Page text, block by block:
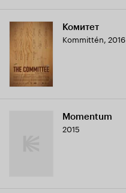
Комитет
Kommittén, 2016
Momentum
2015